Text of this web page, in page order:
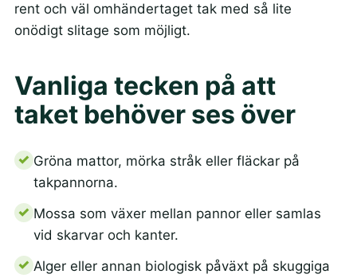
rent och väl omhändertaget tak med så lite
onödigt slitage som möjligt.
Vanliga tecken på att
taket behöver ses över
Gröna mattor, mörka stråk eller fläckar på
takpannorna.
Mossa som växer mellan pannor eller samlas
vid skarvar och kanter.
Alger eller annan biologisk påväxt på skuggiga